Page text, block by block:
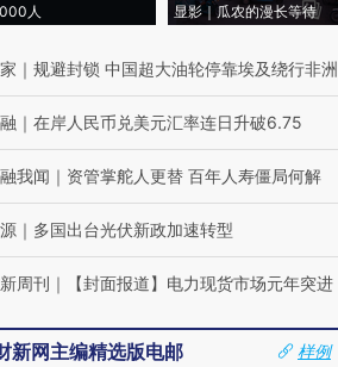
人
显影｜瓜农的漫长等待
｜ 规避封锁 中国超大油轮停靠埃及绕行非洲
｜ 在岸人民币兑美元汇率连日升破6.75
我闻 ｜ 资管掌舵人更替 百年人寿僵局何解
｜ 多国出台光伏新政加速转型
周刊 ｜ 【封面报道】电力现货市场元年突进
新网主编精选版电邮
样例